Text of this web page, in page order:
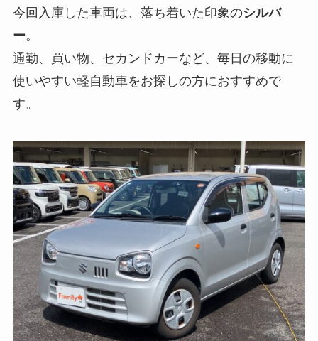
今回入庫した車両は、落ち着いた印象のシルバ
ー。
通勤、買い物、セカンドカーなど、毎日の移動に
使いやすい軽自動車をお探しの方におすすめで
す。